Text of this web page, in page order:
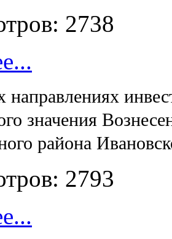
2738
значения
района
2793